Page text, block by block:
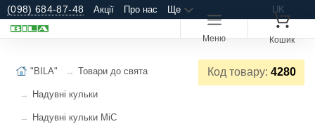
(098) 684-87-48 Акції Про нас Ще UK
Меню Кошик
Код товару: 4280
"BILA" Товари до свята
Надувні кульки
Надувні кульки MiC